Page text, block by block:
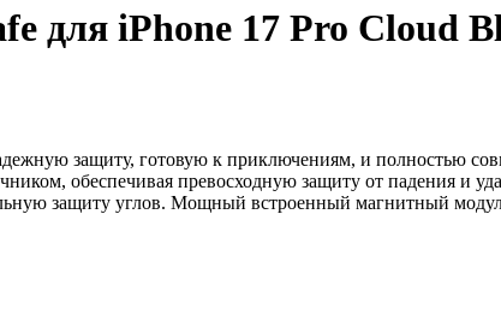
для iPhone 17 Pro Cloud
защиту, готовую к приключениям, и полностью
обеспечивая превосходную защиту от падения и
защиту углов. Мощный встроенный магнитный